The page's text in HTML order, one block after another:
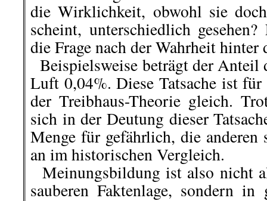
die Wirklichkeit, obwohl sie
scheint, unterschiedlich
die Frage nach der Wahrheit
Beispielsweise beträgt der
Luft 0,04%. Diese Tatsache ist
der Treibhaus-Theorie gleich.
sich in der Deutung dieser
Menge für gefährlich, die anderen
an im historischen Vergleich.
Meinungsbildung ist also nicht
sauberen Faktenlage, sondern